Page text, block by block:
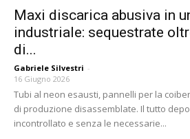
Maxi discarica abusiva in
industriale: sequestrate
di...
Gabriele Silvestri -
16 Giugno 2026
Tubi al neon esausti, pannelli per la
di produzione disassemblate. Il tutto
incontrollato e senza le necessarie...